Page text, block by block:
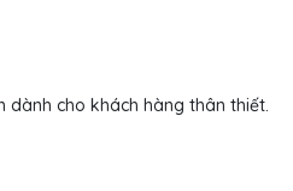
dành cho khách hàng thân thiết.